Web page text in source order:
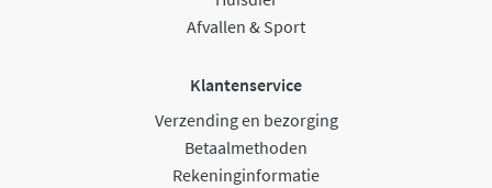
Afvallen & Sport
Klantenservice
Verzending en bezorging
Betaalmethoden
Rekeninginformatie